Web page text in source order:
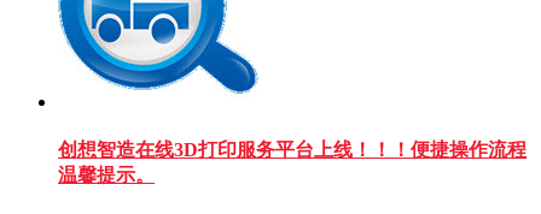
创想智造在线3D打印服务平台上线！！！便捷操作流程
温馨提示。